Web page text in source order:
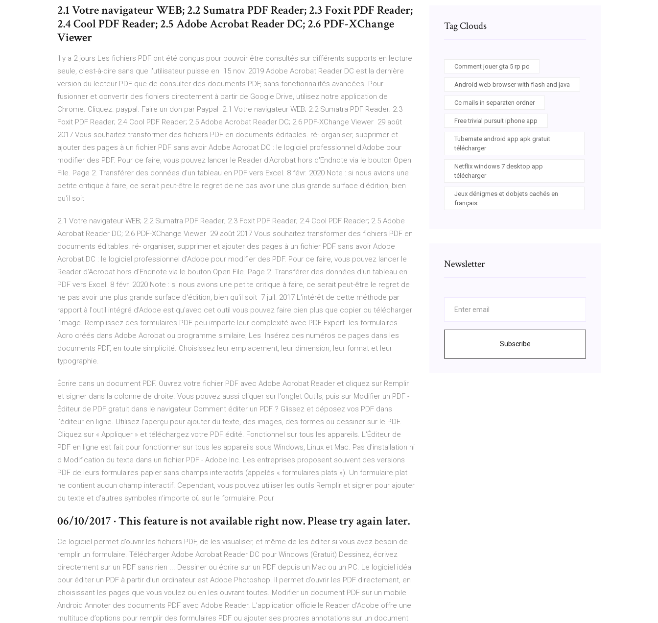
2.1 Votre navigateur WEB; 2.2 Sumatra PDF Reader; 2.3 Foxit PDF Reader;
2.4 Cool PDF Reader; 2.5 Adobe Acrobat Reader DC; 2.6 PDF-XChange
Viewer
il y a 2 jours Les fichiers PDF ont été conçus pour pouvoir être consultés sur différents supports en lecture
seule, c'est-à-dire sans que l'utilisateur puisse en 15 nov. 2019 Adobe Acrobat Reader DC est la dernière
version du lecteur PDF que de consulter des documents PDF, sans fonctionnalités avancées. Pour
fusionner et convertir des fichiers directement à partir de Google Drive, utilisez notre application de
Chrome. Cliquez. paypal. Faire un don par Paypal 2.1 Votre navigateur WEB; 2.2 Sumatra PDF Reader; 2.3
Foxit PDF Reader; 2.4 Cool PDF Reader; 2.5 Adobe Acrobat Reader DC; 2.6 PDF-XChange Viewer 29 août
2017 Vous souhaitez transformer des fichiers PDF en documents éditables. ré- organiser, supprimer et
ajouter des pages à un fichier PDF sans avoir Adobe Acrobat DC : le logiciel professionnel d'Adobe pour
modifier des PDF. Pour ce faire, vous pouvez lancer le Reader d'Acrobat hors d'Endnote via le bouton Open
File. Page 2. Transférer des données d'un tableau en PDF vers Excel. 8 févr. 2020 Note : si nous avions une
petite critique à faire, ce serait peut-être le regret de ne pas avoir une plus grande surface d'édition, bien
qu'il soit
2.1 Votre navigateur WEB; 2.2 Sumatra PDF Reader; 2.3 Foxit PDF Reader; 2.4 Cool PDF Reader; 2.5 Adobe
Acrobat Reader DC; 2.6 PDF-XChange Viewer 29 août 2017 Vous souhaitez transformer des fichiers PDF en
documents éditables. ré- organiser, supprimer et ajouter des pages à un fichier PDF sans avoir Adobe
Acrobat DC : le logiciel professionnel d'Adobe pour modifier des PDF. Pour ce faire, vous pouvez lancer le
Reader d'Acrobat hors d'Endnote via le bouton Open File. Page 2. Transférer des données d'un tableau en
PDF vers Excel. 8 févr. 2020 Note : si nous avions une petite critique à faire, ce serait peut-être le regret de
ne pas avoir une plus grande surface d'édition, bien qu'il soit 7 juil. 2017 L'intérêt de cette méthode par
rapport à l'outil intégré d'Adobe est qu'avec cet outil vous pouvez faire bien plus que copier ou télécharger
l'image. Remplissez des formulaires PDF peu importe leur complexité avec PDF Expert. les formulaires
Acro créés dans Adobe Acrobat ou programme similaire; Les Insérez des numéros de pages dans les
documents PDF, en toute simplicité. Choisissez leur emplacement, leur dimension, leur format et leur
typographie.
Écrire dans un document PDF. Ouvrez votre fichier PDF avec Adobe Acrobat Reader et cliquez sur Remplir
et signer dans la colonne de droite. Vous pouvez aussi cliquer sur l'onglet Outils, puis sur Modifier un PDF -
Éditeur de PDF gratuit dans le navigateur Comment éditer un PDF ? Glissez et déposez vos PDF dans
l'éditeur en ligne. Utilisez l'aperçu pour ajouter du texte, des images, des formes ou dessiner sur le PDF.
Cliquez sur « Appliquer » et téléchargez votre PDF édité. Fonctionnel sur tous les appareils. L'Éditeur de
PDF en ligne est fait pour fonctionner sur tous les appareils sous Windows, Linux et Mac. Pas d'installation ni
d Modification du texte dans un fichier PDF - Adobe Inc. Les entreprises proposent souvent des versions
PDF de leurs formulaires papier sans champs interactifs (appelés « formulaires plats »). Un formulaire plat
ne contient aucun champ interactif. Cependant, vous pouvez utiliser les outils Remplir et signer pour ajouter
du texte et d’autres symboles n’importe où sur le formulaire. Pour
06/10/2017 · This feature is not available right now. Please try again later.
Ce logiciel permet d’ouvrir les fichiers PDF, de les visualiser, et même de les éditer si vous avez besoin de
remplir un formulaire. Télécharger Adobe Acrobat Reader DC pour Windows (Gratuit) Dessinez, écrivez
directement sur un PDF sans rien ... Dessiner ou écrire sur un PDF depuis un Mac ou un PC. Le logiciel idéal
pour éditer un PDF à partir d’un ordinateur est Adobe Photoshop. Il permet d’ouvrir les PDF directement, en
choisissant les pages que vous voulez ou en les ouvrant toutes. Modifier un document PDF sur un mobile
Android Annoter des documents PDF avec Adobe Reader. L’application officielle Reader d’Adobe offre une
multitude d’options pour remplir des formulaires PDF ou ajouter ses propres annotations sur un document
Tag Clouds
Comment jouer gta 5 rp pc
Android web browser with flash and java
Cc mails in separaten ordner
Free trivial pursuit iphone app
Tubemate android app apk gratuit
télécharger
Netflix windows 7 desktop app
télécharger
Jeux dénigmes et dobjets cachés en
français
Newsletter
Subscribe